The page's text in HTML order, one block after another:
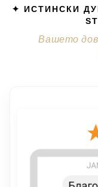
✦ ИСТИНСКИ
Вашето